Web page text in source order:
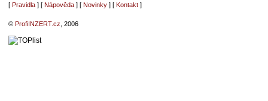
[ Pravidla] [ Nápověda] [ Novinky] [ Kontakt]
© ProfiINZERT.cz , 2006